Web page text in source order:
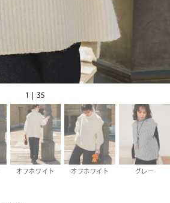
1 | 35
オフホワイト オフホワイト グレー